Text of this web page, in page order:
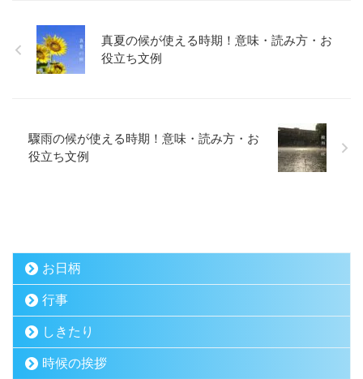
真夏の候が使える時期！意味・読み方・お
役立ち文例
驟雨の候が使える時期！意味・読み方・お
役立ち文例
お日柄
行事
しきたり
時候の挨拶